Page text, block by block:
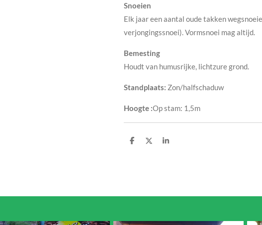
Snoeien
Elk jaar een aantal oude takken
verjongingssnoei). Vormsnoei mag altijd.
Bemesting
Houdt van humusrijke, lichtzure grond.
Standplaats: Zon/halfschaduw
Hoogte :Op stam: 1,5m
D
D
S